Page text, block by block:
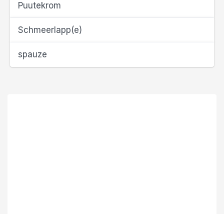
Puutekrom
Schmeerlapp(e)
spauze